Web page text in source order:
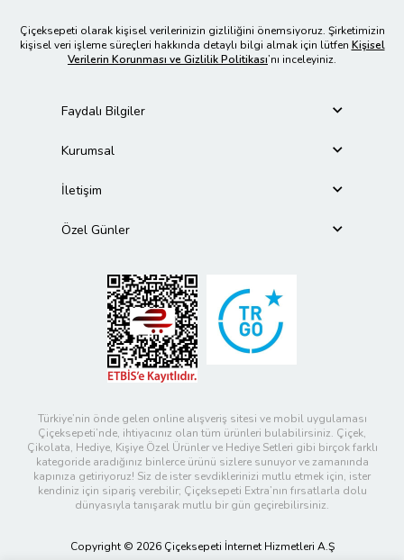
Çiçeksepeti olarak kişisel verilerinizin gizliliğini önemsiyoruz. Şirketimizin
kişisel veri işleme süreçleri hakkında detaylı bilgi almak için lütfen Kişisel
Verilerin Korunması ve Gizlilik Politikası’nı inceleyiniz.
Faydalı Bilgiler
Kurumsal
İletişim
Özel Günler
Türkiye’nin önde gelen online alışveriş sitesi ve mobil uygulaması
Çiçeksepeti’nde, ihtiyacınız olan tüm ürünleri bulabilirsiniz. Çiçek,
Çikolata, Hediye, Kişiye Özel Ürünler ve Hediye Setleri gibi birçok farklı
kategoride aradığınız binlerce ürünü sizlere sunuyor ve zamanında
kapınıza getiriyoruz! Siz de ister sevdiklerinizi mutlu etmek için, ister
kendiniz için sipariş verebilir; Çiçeksepeti Extra’nın fırsatlarla dolu
dünyasıyla tanışarak mutlu bir gün geçirebilirsiniz.
Copyright © 2026 Çiçeksepeti İnternet Hizmetleri A.Ş